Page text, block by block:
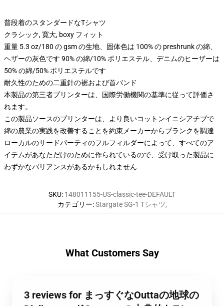
普段着のスタンダードなTシャツ
クラシック, 寛大, boxy フィット
重量 5.3 oz/180 の gsm の生地、固体色は 100% の preshrunk の綿、
ヘザーの灰色です 90% の綿/10% ポリエステル、デニムのヒーザーは
50% の綿/50% ポリエステルです
耐久性のための二重針の裾および首バンド
本製品の第三者プリンターは、国際労働機関の基準に従って評価さ
れます。
この製品ソースのプリンターは、より良いコットンイニシアチブで
綿の農業の実践を改善することを約束メーカーからブランクを調達
ローカルのサードパーティのフルフィルダーによって、すべてのア
イテムがあなただけのために作られているので、受け取った製品に
わずかなバリアンスがあるかもしれません
SKU: 148011155-US-classic-tee-DEFAULT
カテゴリー:Stargate SG-1 Tシャツ,
What Customers Say
3 reviews for まっすぐなOuttaの地球の